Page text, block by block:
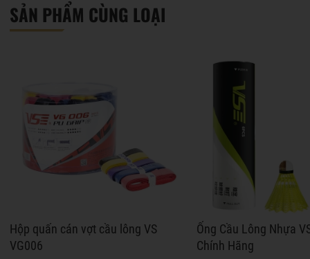
SẢN PHẨM CÙNG LOẠI
Hộp quấn cán vợt cầu lông VS
VG006
Ống Cầu Lông Nhựa
Chính Hãng